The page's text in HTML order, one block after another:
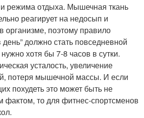
и режима отдыха. Мышечная ткань
реагирует на недосып и
организме, поэтому правило
должно стать повседневной
хотя бы 7-8 часов в сутки.
усталость, увеличение
потеря мышечной массы. И если
похудеть это может быть не
фактом, то для фитнес-спортсменов